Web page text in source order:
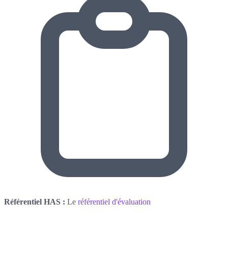
Référentiel HAS : Le référentiel d'évaluation